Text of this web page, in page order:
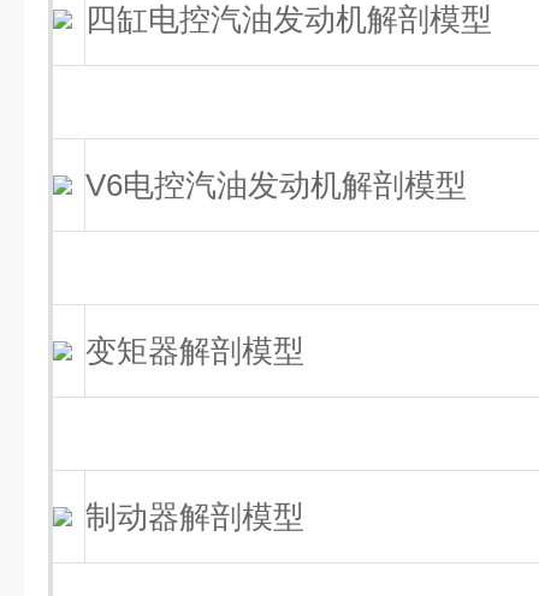
四缸电控汽油发动机解剖模型
V6电控汽油发动机解剖模型
变矩器解剖模型
制动器解剖模型